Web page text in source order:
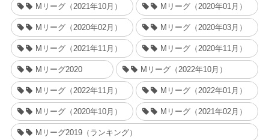
Mリーグ（2021年10月） Mリーグ（2020年01月）
Mリーグ（2020年02月） Mリーグ（2020年03月）
Mリーグ（2021年11月） Mリーグ（2020年11月）
Mリーグ2020 Mリーグ（2022年10月）
Mリーグ（2022年11月） Mリーグ（2022年01月）
Mリーグ（2020年10月） Mリーグ（2021年02月）
Mリーグ2019（ランキング）